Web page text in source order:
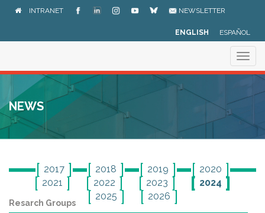
INTRANET NEWSLETTER
ENGLISH ESPAÑOL
NEWS
2017 2018 2019
2020
2021
2022 2023
2024
2025
2026
Resarch Groups